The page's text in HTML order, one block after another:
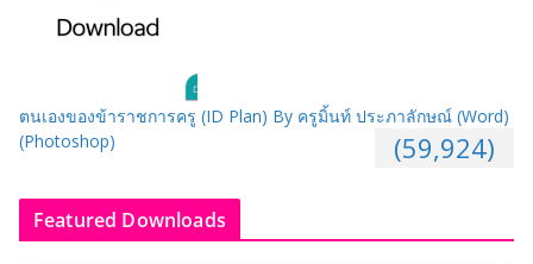
ตนเองของข้าราชการครู (ID Plan) By ครูมิ้นท์ ประภาลักษณ์ (Word)
(Photoshop)
(59,924)
Featured Downloads